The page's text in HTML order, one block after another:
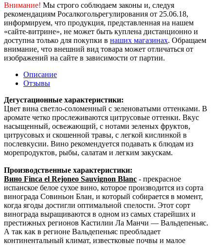
Внимание! Мы строго соблюдаем законы и, следуя
рекомендациям Росалкогольрегулирования от 25.06.18,
информируем, что продукция, представленная на нашем
«сайте-витрине», не может быть куплена дистанционно и
доступна только для покупки в наших магазинах. Обращаем
внимание, что внешний вид товара может отличаться от
изображений на сайте в зависимости от партии.
Описание
Отзывы
Дегустационные характеристики:
Цвет вина светло-соломенный с зеленоватыми оттенками. В
аромате четко прослеживаются цитрусовые оттенки. Вкус
насыщенный, освежающий, с нотами зеленых фруктов,
цитрусовых и скошенной травы, с легкой кислинкой в
послевкусии. Вино рекомендуется подавать к блюдам из
морепродуктов, рыбы, салатам и легким закускам.
Производственные характеристики:
Вино Finca el Rejoneo Sauvignon Blanc - прекрасное
испанское белое сухое вино, которое производится из сорта
винограда Совиньон Блан, и который собирается в момент,
когда ягоды достигли оптимальной спелости. Этот сорт
винограда выращиваются в одном из самых старейших и
престижных регионов Кастилии Ла Манчи — Вальдепеньяс.
А так как в регионе Вальдепеньяс преобладает
континентальный климат, известковые почвы и малое